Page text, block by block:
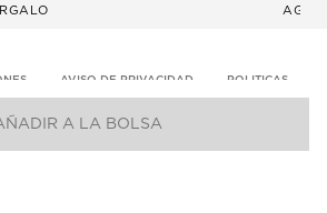
A LA BOLSA
AVISO DE PRIVACIDAD POLITICAS